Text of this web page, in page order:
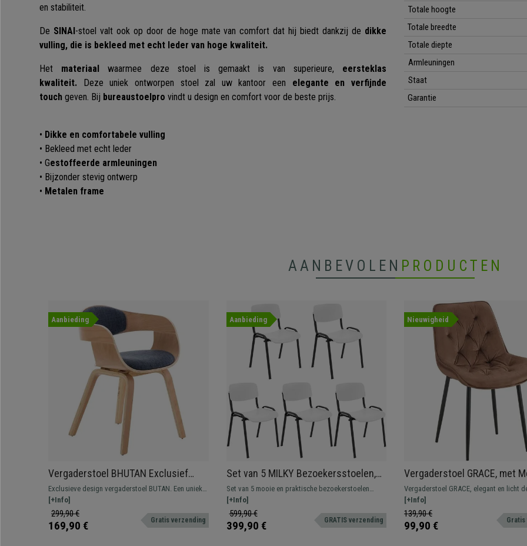
en stabiliteit.
De SINAI-stoel valt ook op door de hoge mate van comfort dat hij biedt dankzij de dikke
vulling, die is bekleed met echt leder van hoge kwaliteit.
Het materiaal waarmee deze stoel is gemaakt is van superieure, eersteklas
kwaliteit. Deze uniek ontworpen stoel zal uw kantoor een elegante en verfijnde
touch geven. Bij bureaustoelpro vindt u design en comfort voor de beste prijs.
• Dikke en comfortabele vulling
• Bekleed met echt leder
• Gestoffeerde armleuningen
• Bijzonder stevig ontwerp
• Metalen frame
Totale hoogte
Totale breedte
Totale diepte
Armleuningen
Staat
Garantie
AANBEVOLEN PRODUCTEN
Aanbieding
Vergaderstoel BHUTAN Exclusief
Ontwerp, Houten Structuur Kleur
Beukenhout en Blauwe Stof
Exclusieve design vergaderstoel BUTAN. Een uniek
model, perfect om stijl en persoonlijkheid aan uw
kantoor te geven.
[+Info]
299,90 €
169,90 € Gratis verzending
Aanbieding
Set van 5 MILKY Bezoekersstoelen,
Elegant en Veelzijdig, Stapelbaar,
Zwarte Poten, Wit
Set van 5 mooie en praktische bezoekerstoelen
Milky, een typische bezoekersstoel om in
wachtruimtes te plaatsen voor klanten of bezoekers.
[+Info]
599,90 €
399,90 € GRATIS verzending
Nieuwigheid
Vergaderstoel GRACE, met
Stikselontwerp, Zwarte
Fluweel
Vergaderstoel GRACE, elegant en licht
voor uw kantoor of voor uw bezoekers
comfortabel te wachten. Verkrijgbaar in
[+Info]
139,90 €
99,90 € Gratis